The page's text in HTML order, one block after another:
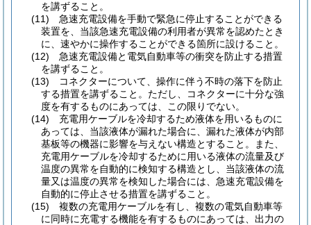
を講ずること。
(11)
急速充電設備を手動で緊急に停止することができる
装置を、当該急速充電設備の利用者が異常を認めたとき
に、速やかに操作することができる箇所に設けること。
(12)
急速充電設備と電気自動車等の衝突を防止する措置
を講ずること。
(13)
コネクターについて、操作に伴う不時の落下を防止
する措置を講ずること。 ただし、コネクターに十分な強
度を有するものにあっては、この限りでない。
(14)
充電用ケーブルを冷却するため液体を用いるものに
あっては、当該液体が漏れた場合に、漏れた液体が内部
基板等の機器に影響を与えない構造とすること。
また、
充電用ケーブルを冷却するために用いる液体の流量及び
温度の異常を自動的に検知する構造とし、当該液体の流
量又は温度の異常を検知した場合には、急速充電設備を
自動的に停止させる措置を講ずること。
(15)
複数の充電用ケーブルを有し、複数の電気自動車等
に同時に充電する機能を有するものにあっては、出力の